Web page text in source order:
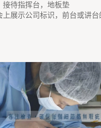
接待指挥台，地板垫
上展示公司标识，前台或讲台